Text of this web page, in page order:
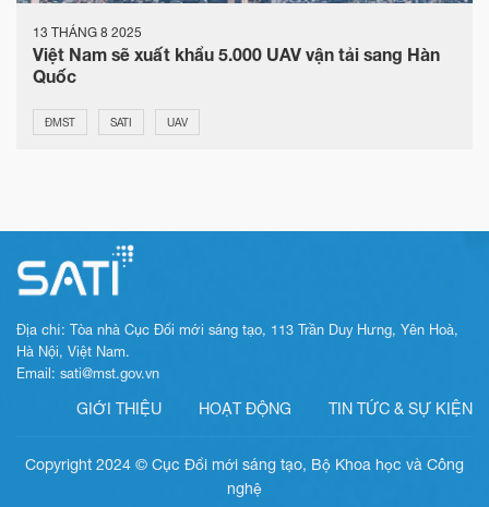
13 THÁNG 8 2025
Việt Nam sẽ xuất khẩu 5.000 UAV vận tải sang Hàn
Quốc
ĐMST SATI UAV
Địa chỉ: Tòa nhà Cục Đổi mới sáng tạo, 113 Trần Duy Hưng, Yên Hoà,
Hà Nội, Việt Nam.
Email: sati@mst.gov.vn
GIỚI THIỆU HOẠT ĐỘNG TIN TỨC & SỰ KIỆN
Copyright 2024 © Cục Đổi mới sáng tạo, Bộ Khoa học và Công
nghệ